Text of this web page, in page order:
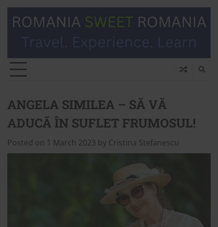
ANGELA SIMILEA – SĂ VĂ
ADUCĂ ÎN SUFLET FRUMOSUL!
Posted on 1 March 2023 by Cristina Stefanescu